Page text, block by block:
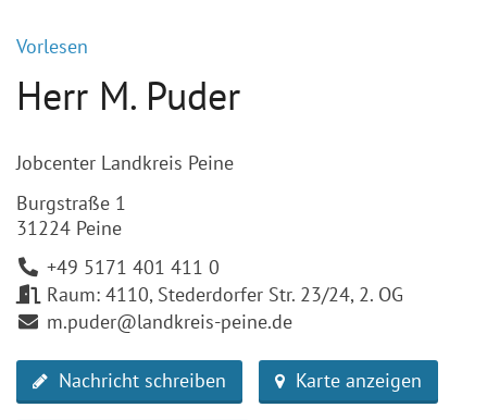
Vorlesen
Herr M. Puder
Jobcenter Landkreis Peine
Burgstraße 1
31224 Peine
+49 5171 401 411 0
Raum: 4110, Stederdorfer Str. 23/24, 2. OG
m.puder@landkreis-peine.de
Nachricht schreiben Karte anzeigen